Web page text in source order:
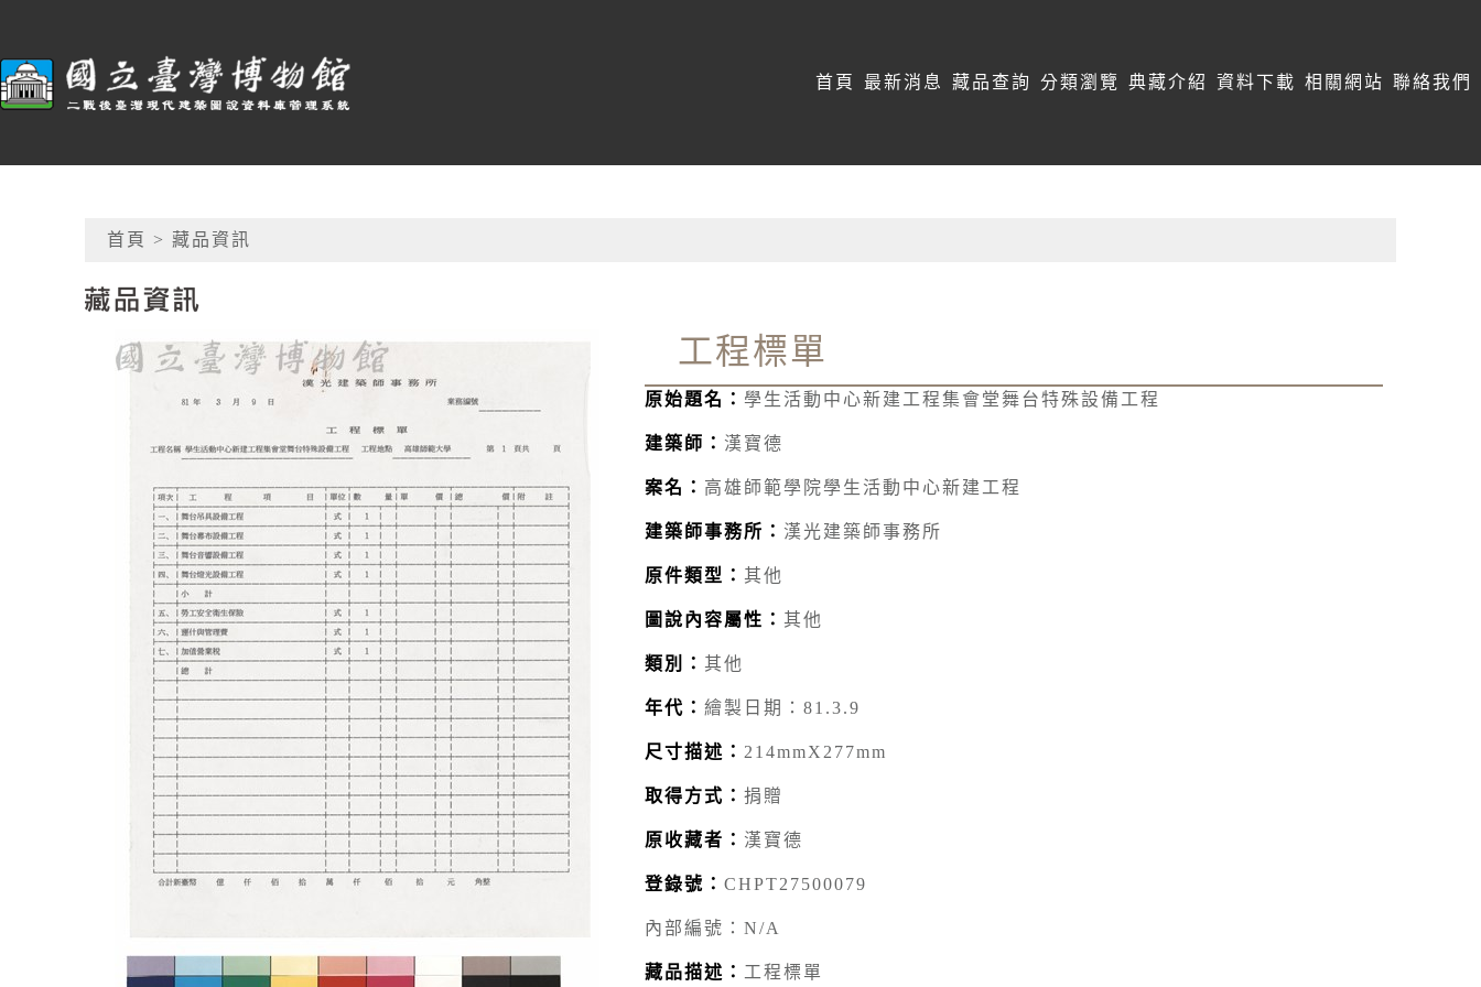
臺博館建築圖
網頁導覽
首頁 最新消息 藏品查詢 分類瀏覽 典藏介紹 資料下載 相關網站 聯絡我們
首頁 > 藏品資訊
藏品資訊
工程標單
原始題名： 學生活動中心新建工程集會堂舞台特殊設備工程
建築師： 漢寶德
案名： 高雄師範學院學生活動中心新建工程
建築師事務所： 漢光建築師事務所
原件類型： 其他
圖說內容屬性： 其他
類別： 其他
年代： 繪製日期：81.3.9
尺寸描述： 214mmX277mm
取得方式： 捐贈
原收藏者： 漢寶德
登錄號： CHPT27500079
內部編號：N/A
藏品描述： 工程標單